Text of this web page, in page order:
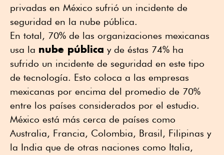
privadas en México sufrió un incidente de
seguridad en la nube pública.
En total, 70% de las organizaciones mexicanas
usa la nube pública y de éstas 74% ha
sufrido un incidente de seguridad en este tipo
de tecnología. Esto coloca a las empresas
mexicanas por encima del promedio de 70%
entre los países considerados por el estudio.
México está más cerca de países como
Australia, Francia, Colombia, Brasil, Filipinas y
la India que de otras naciones como Italia,